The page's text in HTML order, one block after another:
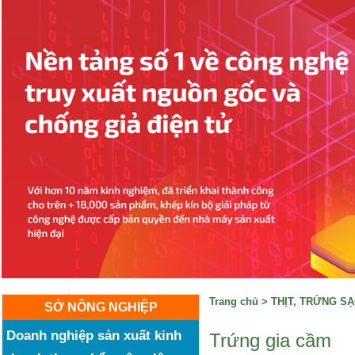
SỞ NÔNG NGHIỆP
Doanh nghiệp sản xuất kinh
Trang chủ > THỊT, TRỨNG
Trứng gia cầm